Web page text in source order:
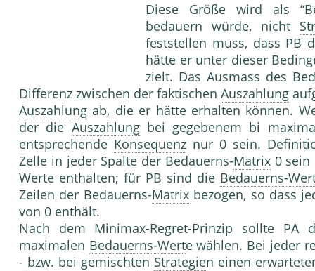
Diese Größe wird als
bedauern würde, nicht
feststellen muss, dass PB
hätte er unter dieser
zielt. Das Ausmass des
Differenz zwischen der fakti­schen Auszahlung
Auszahlung ab, die er hätte erhal­ten können.
der die Auszahlungbei gegebenem bi
entsprechende Konsequenz nur 0 sein.
Zelle in jeder Spalte der Bedauerns-Matrix0 sein
Werte ent­halten; für PB sind die Bedauerns-
Zeilen der Bedau­erns-Matrixbezogen, so dass
von 0 enthält.
Nach dem Minimax-Regret-Prinzip sollte
maximalen Bedauerns-Werte wählen. Bei jeder
- bzw. bei gemischten Strategien einen